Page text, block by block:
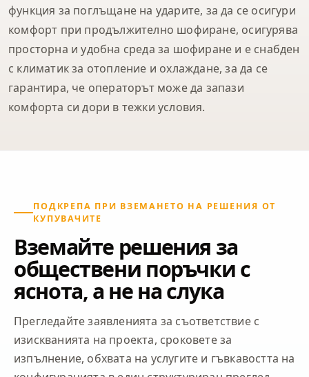
функция за поглъщане на ударите, за да се осигури
комфорт при продължително шофиране, осигурява
просторна и удобна среда за шофиране и е снабден
с климатик за отопление и охлаждане, за да се
гарантира, че операторът може да запази
комфорта си дори в тежки условия.
ПОДКРЕПА ПРИ ВЗЕМАНЕТО НА РЕШЕНИЯ ОТ
КУПУВАЧИТЕ
Вземайте решения за
обществени поръчки с
яснота, а не на слука
Прегледайте заявленията за съответствие с
изискванията на проекта, сроковете за
изпълнение, обхвата на услугите и гъвкавостта на